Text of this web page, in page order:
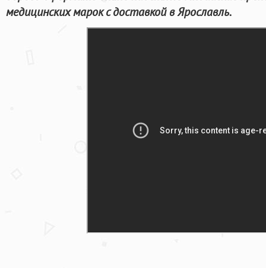
медицинских марок с доставкой в Ярославль.